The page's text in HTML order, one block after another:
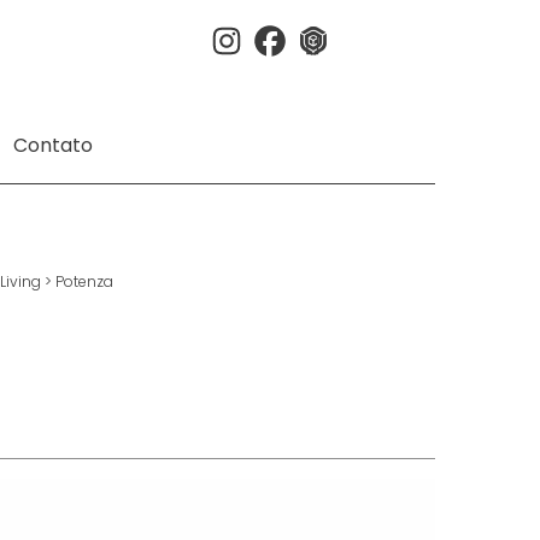
Contato
> Potenza